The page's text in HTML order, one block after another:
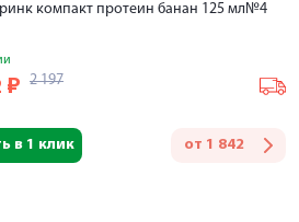
компакт протеин банан 125 мл№4
₽ 2 197
от 1 842
в 1 клик